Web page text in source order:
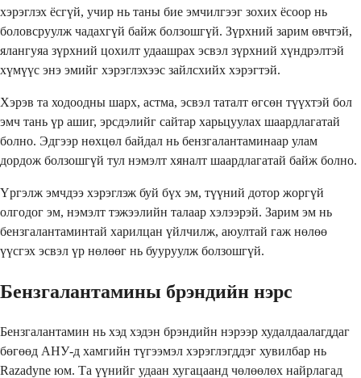
хэрэглэх ёсгүй, учир нь таны бие эмчилгээг зохих ёсоор нь
боловсруулж чадахгүй байж болзошгүй. Зүрхний зарим өвчтэй,
ялангуяа зүрхний цохилт удаашрах эсвэл зүрхний хүндрэлтэй
хүмүүс энэ эмийг хэрэглэхээс зайлсхийх хэрэгтэй.
Хэрэв та ходоодны шарх, астма, эсвэл таталт өгсөн түүхтэй бол
эмч тань үр ашиг, эрсдэлийг сайтар харьцуулах шаардлагатай
болно. Эдгээр нөхцөл байдал нь бензгалантаминаар улам
дордож болзошгүй тул нэмэлт хяналт шаардлагатай байж болно.
Үргэлж эмчдээ хэрэглэж буй бүх эм, түүний дотор жоргүй
олгодог эм, нэмэлт тэжээлийн талаар хэлээрэй. Зарим эм нь
бензгалантаминтай харилцан үйлчилж, аюултай гаж нөлөө
үүсгэх эсвэл үр нөлөөг нь бууруулж болзошгүй.
Бензгалантамины брэндийн нэрс
Бензгалантамин нь хэд хэдэн брэндийн нэрээр худалдаалагддаг
бөгөөд АНУ-д хамгийн түгээмэл хэрэглэгддэг хувилбар нь
Razadyne юм. Та үүнийг удаан хугацаанд чөлөөлөх найрлагад